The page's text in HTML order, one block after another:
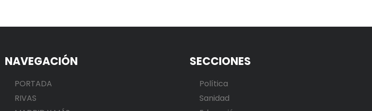
NAVEGACIÓN
PORTADA
RIVAS
SECCIONES
Política
Sanidad